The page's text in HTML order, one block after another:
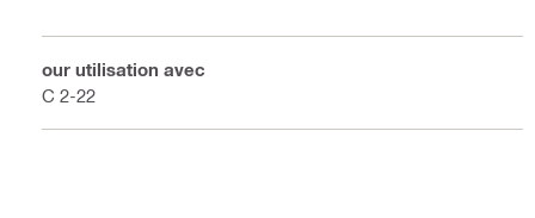
Pour utilisation avec
PC 2-22